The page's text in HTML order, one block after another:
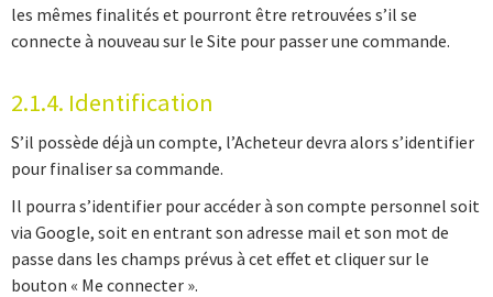
les mêmes finalités et pourront être retrouvées s’il se
connecte à nouveau sur le Site pour passer une commande.
2.1.4. Identification
S’il possède déjà un compte, l’Acheteur devra alors s’identifier
pour finaliser sa commande.
Il pourra s’identifier pour accéder à son compte personnel soit
via Google, soit en entrant son adresse mail et son mot de
passe dans les champs prévus à cet effet et cliquer sur le
bouton « Me connecter ».